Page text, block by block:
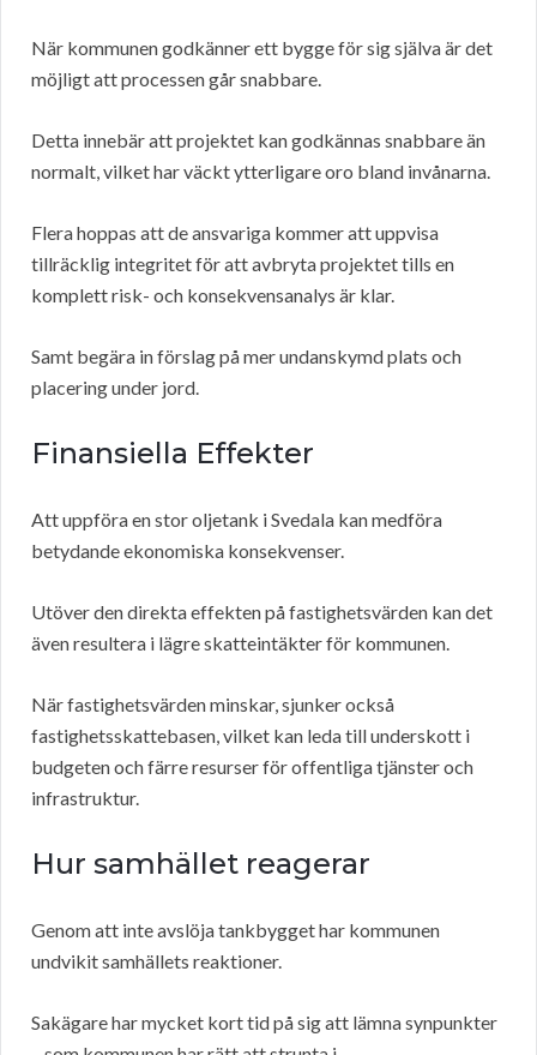
När kommunen godkänner ett bygge för sig själva är det
möjligt att processen går snabbare.
Detta innebär att projektet kan godkännas snabbare än
normalt, vilket har väckt ytterligare oro bland invånarna.
Flera hoppas att de ansvariga kommer att uppvisa
tillräcklig integritet för att avbryta projektet tills en
komplett risk- och konsekvensanalys är klar.
Samt begära in förslag på mer undanskymd plats och
placering under jord.
Finansiella Effekter
Att uppföra en stor oljetank i Svedala kan medföra
betydande ekonomiska konsekvenser.
Utöver den direkta effekten på fastighetsvärden kan det
även resultera i lägre skatteintäkter för kommunen.
När fastighetsvärden minskar, sjunker också
fastighetsskattebasen, vilket kan leda till underskott i
budgeten och färre resurser för offentliga tjänster och
infrastruktur.
Hur samhället reagerar
Genom att inte avslöja tankbygget har kommunen
undvikit samhällets reaktioner.
Sakägare har mycket kort tid på sig att lämna synpunkter